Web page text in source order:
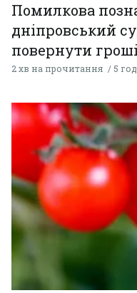
Помилкова
дніпровський
повернути
2 хв на прочитання 5